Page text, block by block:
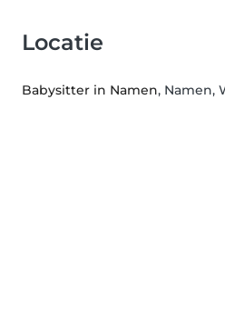
Locatie
Babysitter in Namen, Namen,